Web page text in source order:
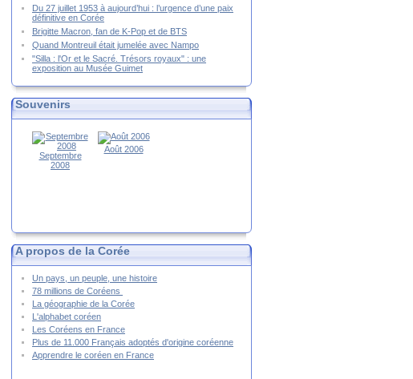
Du 27 juillet 1953 à aujourd’hui : l’urgence d’une paix
définitive en Corée
Brigitte Macron, fan de K-Pop et de BTS
Quand Montreuil était jumelée avec Nampo
"Silla : l'Or et le Sacré. Trésors royaux" : une
exposition au Musée Guimet
Souvenirs
Septembre
2008
Août 2006
A propos de la Corée
Un pays, un peuple, une histoire
78 millions de Coréens
La géographie de la Corée
L'alphabet coréen
Les Coréens en France
Plus de 11.000 Français adoptés d'origine coréenne
Apprendre le coréen en France